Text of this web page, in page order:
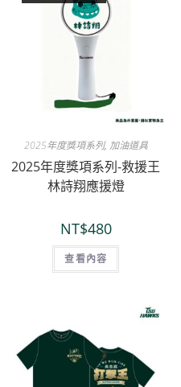
2025年度獎項系列, 加油道具
2025年度獎項系列-救援王
林詩翔應援燈
NT$480
查看內容